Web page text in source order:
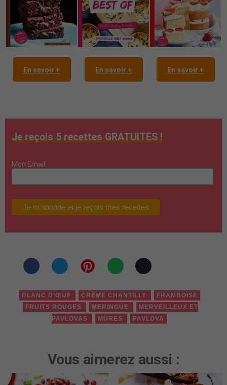
En savoir + En savoir + En savoir +
Je reçois 5 recettes GRATUITES !
Mon Email :
BLANC D’ŒUF CRÈME CHANTILLY
FRAMBOISE
FRUITS ROUGES
MERINGUE
MERVEILLEUX ET
PAVLOVAS
MÛRES PAVLOVA
Vous aimerez aussi :